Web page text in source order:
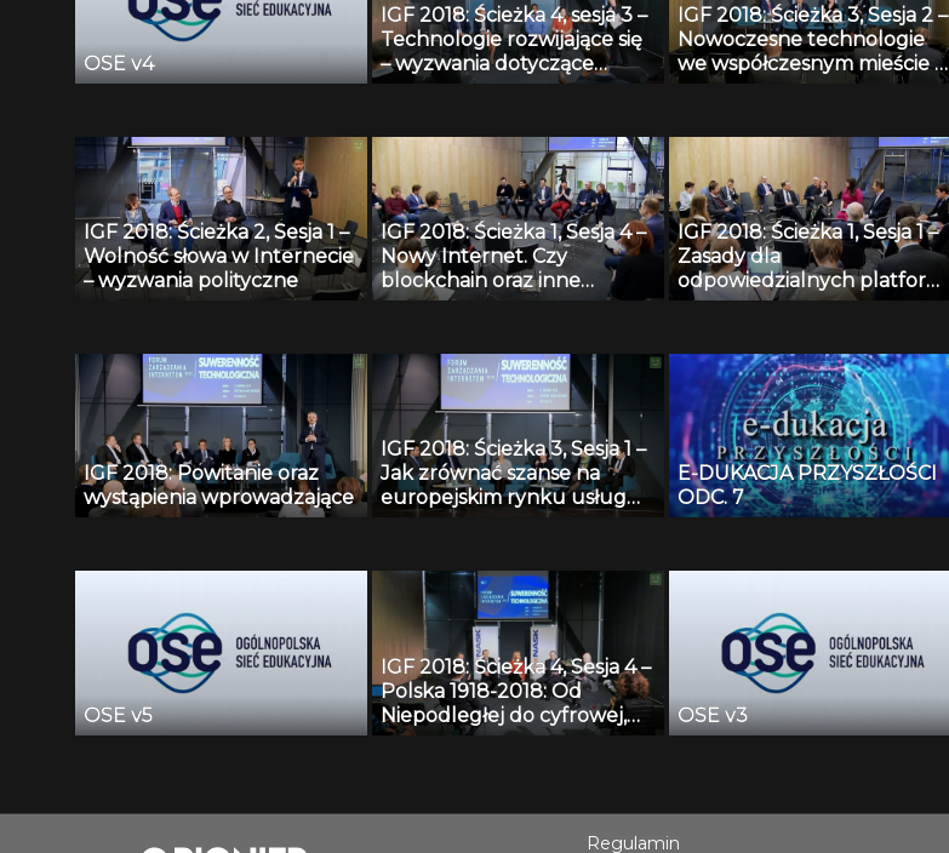
OSE v4
IGF 2018: Ścieżka 4, sesja 3 –
Technologie rozwijające się
– wyzwania dotyczące
nowych kompetencji
IGF 2018: Ścieżka 3, Sesja 2 –
Nowoczesne technologie
we współczesnym mieście –
przyszłość rynku ride-
IGF 2018: Ścieżka 2, Sesja 1 –
Wolność słowa w Internecie
– wyzwania polityczne
IGF 2018: Ścieżka 1, Sesja 4 –
Nowy Internet. Czy
blockchain oraz inne
podobne technologie
zdecentralizowanej Sieci
3.0?
IGF 2018: Ścieżka 1, Sesja 1 –
Zasady dla
odpowiedzialnych platform
internetowych. Jaka
eCommerce?
IGF 2018: Powitanie oraz
wystąpienia wprowadzające
IGF 2018: Ścieżka 3, Sesja 1 –
Jak zrównać szanse na
europejskim rynku usług
cyfrowych?
E-DUKACJA PRZYSZŁOŚCI
ODC. 7
OSE v5
IGF 2018: Ścieżka 4, Sesja 4 –
Polska 1918-2018: Od
Niepodległej do cyfrowej,
czyli jak zachować wolność i
technologii
OSE v3
Regulamin